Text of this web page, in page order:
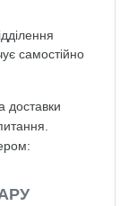
самостійно
доставки